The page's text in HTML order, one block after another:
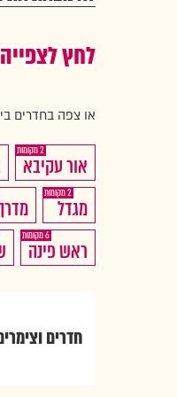
לחץ
או צפה בחדרים
חדרים
לפי
שעה
ב
אור עקיבא
2
חדרים
לפי
שעה
מגדל
2
לפי
שעה
חדרים
לפי
ראש פינה
6
חדרים